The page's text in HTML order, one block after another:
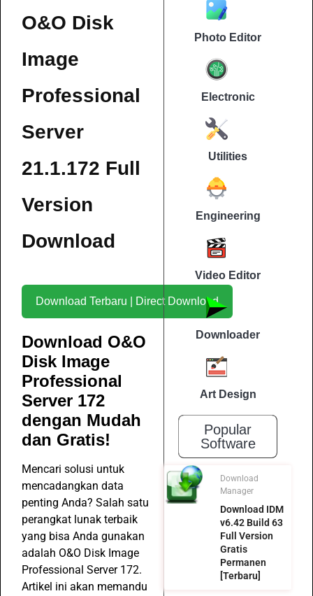
O&O Disk
Image
Professional
Server
21.1.172 Full
Version
Download
Download Terbaru | Direct Download
Download O&O
Disk Image
Professional
Server 172
dengan Mudah
dan Gratis!
Mencari solusi untuk
mencadangkan data
penting Anda? Salah satu
perangkat lunak terbaik
yang bisa Anda gunakan
adalah O&O Disk Image
Professional Server 172.
Artikel ini akan memandu
Photo Editor
Electronic
Utilities
Engineering
Video Editor
Downloader
Art Design
Popular
Software
Download
Manager
Download IDM
v6.42 Build 63
Full Version
Gratis
Permanen
[Terbaru]